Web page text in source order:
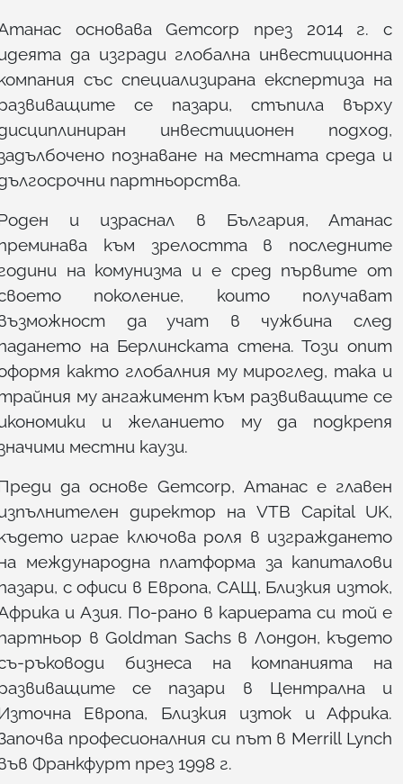
основава Gemcorp през 2014 г. с
да изгради глобална инвестиционна
със специализирана експертиза на
се пазари, стъпила върху
инвестиционен подход,
познаване на местната среда и
партньорства.
и израснал в България, Атанас
към зрелостта в последните
на комунизма и е сред първите от
поколение, които получават
да учат в чужбина след
на Берлинската стена. Този опит
както глобалния му мироглед, така и
му ангажимент към развиващите се
и желанието му да подкрепя
местни каузи.
да основе Gemcorp, Атанас е главен
директор на VTB Capital UK,
играе ключова роля в изграждането
международна платформа за капиталови
с офиси в Европа, САЩ, Близкия изток,
и Азия. По-рано в кариерата си той е
в Goldman Sachs в Лондон, където
ръководи бизнеса на компанията на
се пазари в Централна и
Европа, Близкия изток и Африка.
професионалния си път в Merrill Lynch
Франкфурт през 1998 г.